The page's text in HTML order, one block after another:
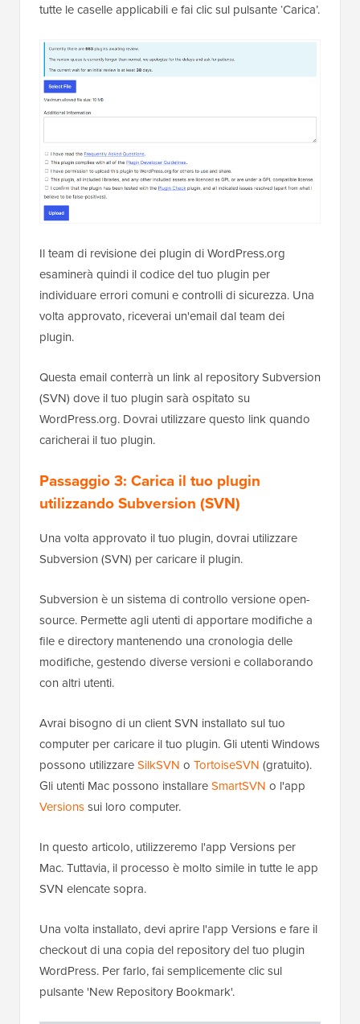
tutte le caselle applicabili e fai clic sul pulsante ‘Carica’.
Il team di revisione dei plugin di WordPress.org
esaminerà quindi il codice del tuo plugin per
individuare errori comuni e controlli di sicurezza. Una
volta approvato, riceverai un'email dal team dei
plugin.
Questa email conterrà un link al repository Subversion
(SVN) dove il tuo plugin sarà ospitato su
WordPress.org. Dovrai utilizzare questo link quando
caricherai il tuo plugin.
Passaggio 3: Carica il tuo plugin
utilizzando Subversion (SVN)
Una volta approvato il tuo plugin, dovrai utilizzare
Subversion (SVN) per caricare il plugin.
Subversion è un sistema di controllo versione open-
source. Permette agli utenti di apportare modifiche a
file e directory mantenendo una cronologia delle
modifiche, gestendo diverse versioni e collaborando
con altri utenti.
Avrai bisogno di un client SVN installato sul tuo
computer per caricare il tuo plugin. Gli utenti Windows
possono utilizzareSilkSVN o TortoiseSVN (gratuito).
Gli utenti Mac possono installareSmartSVN o l'app
Versionssui loro computer.
In questo articolo, utilizzeremo l'app Versions per
Mac. Tuttavia, il processo è molto simile in tutte le app
SVN elencate sopra.
Una volta installato, devi aprire l'app Versions e fare il
checkout di una copia del repository del tuo plugin
WordPress. Per farlo, fai semplicemente clic sul
pulsante 'New Repository Bookmark'.